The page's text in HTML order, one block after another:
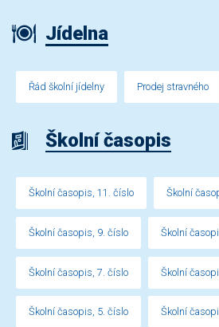
Jídelna
Řád školní jídelny Prodej stravného
Školní časopis
Školní časopis, 11. číslo Školní
Školní časopis, 9. číslo Školní
Školní časopis, 7. číslo Školní
Školní časopis, 5. číslo Školní